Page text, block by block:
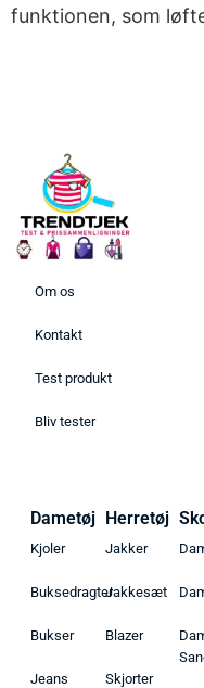
funktionen, som
Om os
Kontakt
Test produkt
Bliv tester
Bedste Saunatæppe
Find de bedste produkter
Dametøj
Kjoler
Buksedragter
Bukser
Jeans
Herretøj
Jakker
Jakkesæt
Blazer
Skjorter